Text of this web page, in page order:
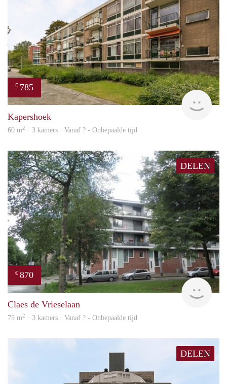
€ 785
Kapershoek
60 m2 · 3 kamers · Vanaf ? - Onbepaalde tijd
DELEN
€ 870
Claes de Vrieselaan
75 m2 · 3 kamers · Vanaf ? - Onbepaalde tijd
DELEN